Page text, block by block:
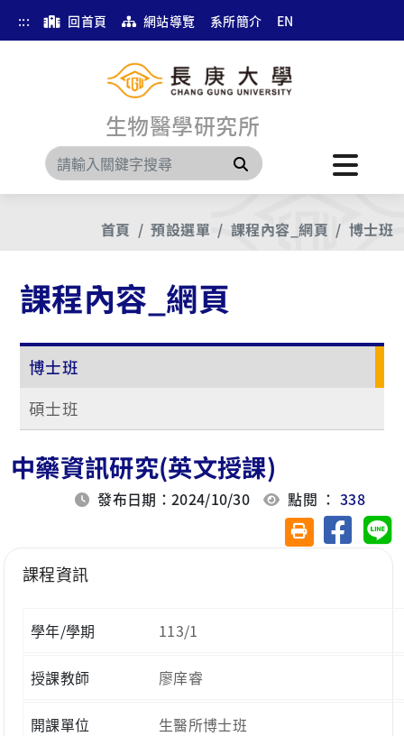
::: 回首頁 網站導覽 系所簡介 EN
生物醫學研究所
搜尋
首頁 預設選單 課程內容_網頁 博士班
課程內容_網頁
博士班
碩士班
中藥資訊研究(英文授課)
發布日期：2024/10/30 點閱 ：338
友善列印(另開視
分享至
課程資訊
學年/學期 113/1
授課教師 廖庠睿
開課單位 生醫所博士班